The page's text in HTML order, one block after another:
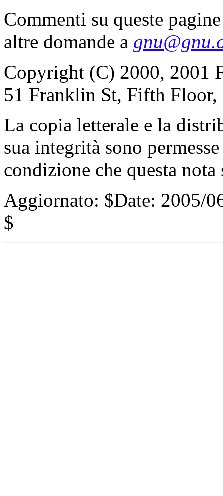
Commenti su queste
altre domande a
Copyright (C) 2000, 2001
51 Franklin St, Fifth
La copia letterale e la
sua integrità sono
condizione che questa
Aggiornato: $Date: 2005/
$